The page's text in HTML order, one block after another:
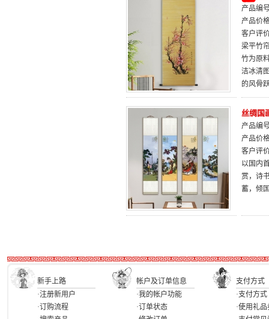
产品编
产品价
客户评
梁平竹
竹为原
洁冰清
的风骨
丝绸国
产品编
产品价
客户评
以国内
赏，诗
蓄，倾
新手上路 帐户及订单信息
支付方式
·注册新用户
·订购流程
·我的帐户功能
·订单状态
·支付方式
·使用礼品